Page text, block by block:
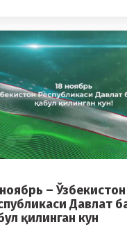
– Ўзбекистон
Давлат
қилинган кун